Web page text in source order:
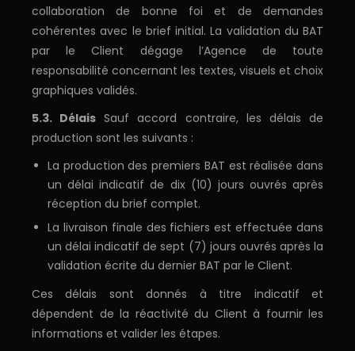
collaboration de bonne foi et de demandes
cohérentes avec le brief initial. La validation du BAT
par le Client dégage l’Agence de toute
responsabilité concernant les textes, visuels et choix
graphiques validés.
5.3. Délais Sauf accord contraire, les délais de
production sont les suivants :
La production des premiers BAT est réalisée dans
un délai indicatif de dix (10) jours ouvrés après
réception du brief complet.
La livraison finale des fichiers est effectuée dans
un délai indicatif de sept (7) jours ouvrés après la
validation écrite du dernier BAT par le Client.
Ces délais sont donnés à titre indicatif et
dépendent de la réactivité du Client à fournir les
informations et valider les étapes.